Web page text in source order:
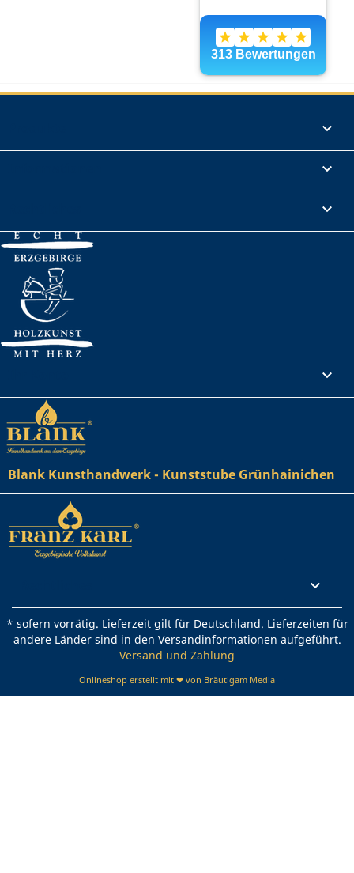




Blank Kunsthandwerk - Kunststube Grünhainichen

* sofern vorrätig. Lieferzeit gilt für Deutschland. Lieferzeiten für
andere Länder sind in den Versandinformationen aufgeführt.
Versand und Zahlung
Onlineshop erstellt mit ❤ von Bräutigam Media